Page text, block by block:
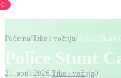
0
Početna/Trke i vožnja/ Police Stunt
Police Stunt
21. april 2026.Trke i vožnja0